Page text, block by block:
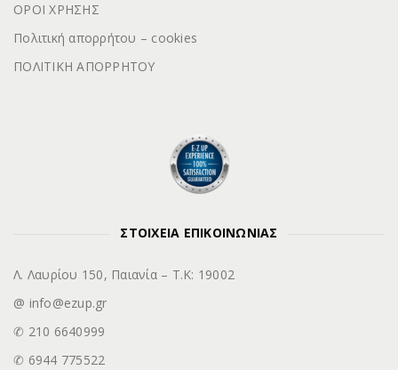
ΟΡΟΙ ΧΡΗΣΗΣ
Πολιτική απορρήτου – cookies
ΠΟΛΙΤΙΚΗ ΑΠΟΡΡΗΤΟΥ
ΣΤΟΙΧΕΙΑ ΕΠΙΚΟΙΝΩΝΙΑΣ
Λ. Λαυρίου 150, Παιανία – Τ.Κ: 19002
@ info@ezup.gr
✆ 210 6640999
✆ 6944 775522